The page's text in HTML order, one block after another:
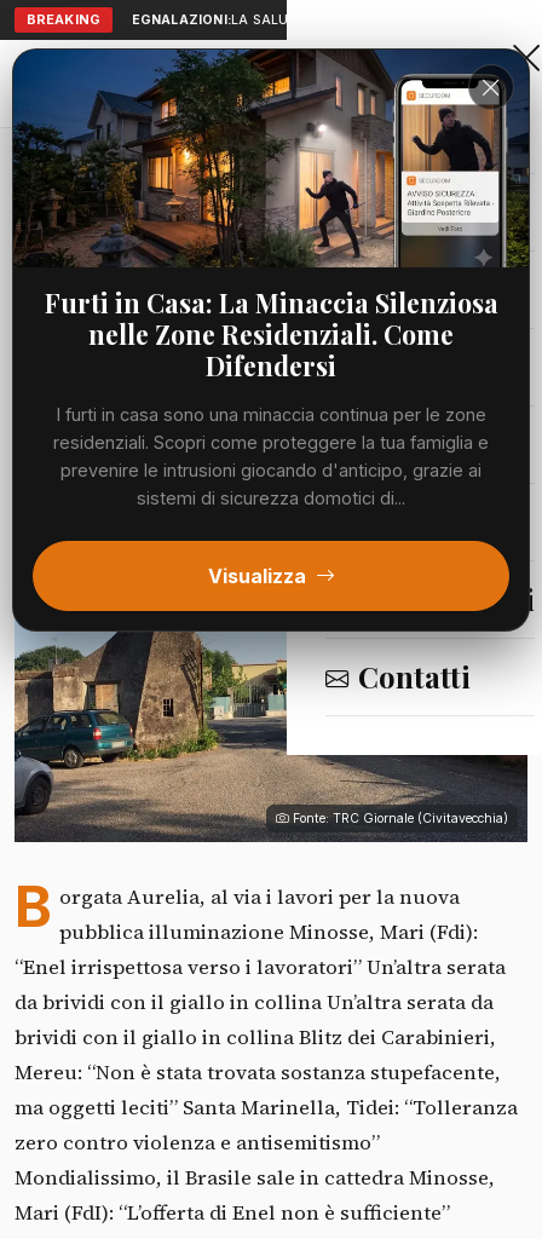
BREAKING SEGNALAZIONI:LA SALUTE A PORTATA DI MANO:
Aranova • NET
PORTALE UTILE AL TERRITORIO
Home
Cronaca
Viabilità
Meteo
Segnalazioni
Contatti
Cronaca Borgata Aurelia, al via i lavori per la nuova...
CRONACA
Borgata Aurelia, al via i lavori per la
nuova pubblica illuminazione
VENERDÌ, 26 GIUGNO 2026
68 LETTURE
Fonte: TRC Giornale (Civitavecchia)
B orgata Aurelia, al via i lavori per la nuova
pubblica illuminazione Minosse, Mari (Fdi):
“Enel irrispettosa verso i lavoratori” Un’altra serata
da brividi con il giallo in collina Un’altra serata da
brividi con il giallo in collina Blitz dei Carabinieri,
Mereu: “Non è stata trovata sostanza stupefacente,
ma oggetti leciti” Santa Marinella, Tidei: “Tolleranza
zero contro violenza e antisemitismo”
Mondialissimo, il Brasile sale in cattedra Minosse,
Mari (FdI): “L’offerta di Enel non è sufficiente”
Furti in Casa: La Minaccia Silenziosa
nelle Zone Residenziali. Come
Difendersi
I furti in casa sono una minaccia continua per le zone
residenziali. Scopri come proteggere la tua famiglia e
prevenire le intrusioni giocando d'anticipo, grazie ai
sistemi di sicurezza domotici di...
Visualizza